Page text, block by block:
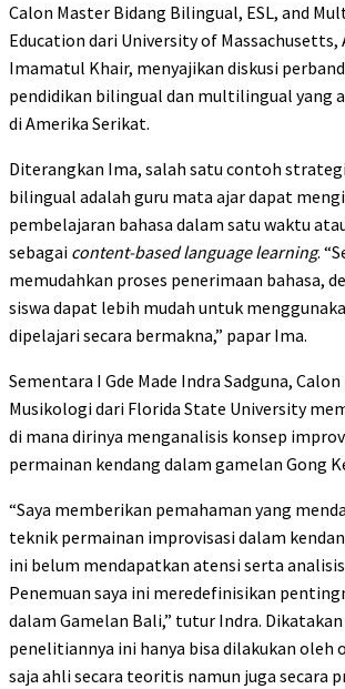
Calon Master Bidang Bilingual, ESL, and
Education dari University of Massachusetts,
Imamatul Khair, menyajikan diskusi
pendidikan bilingual dan multilingual yang
di Amerika Serikat.
Diterangkan Ima, salah satu contoh
bilingual adalah guru mata ajar dapat
pembelajaran bahasa dalam satu waktu
sebagai content-based language learning.
memudahkan proses penerimaan bahasa,
siswa dapat lebih mudah untuk
dipelajari secara bermakna,” papar Ima.
Sementara I Gde Made Indra Sadguna,
Musikologi dari Florida State University
di mana dirinya menganalisis konsep
permainan kendang dalam gamelan Gong
“Saya memberikan pemahaman yang
teknik permainan improvisasi dalam
ini belum mendapatkan atensi serta
Penemuan saya ini meredefinisikan
dalam Gamelan Bali,” tutur Indra.
penelitiannya ini hanya bisa dilakukan oleh
saja ahli secara teoritis namun juga secara